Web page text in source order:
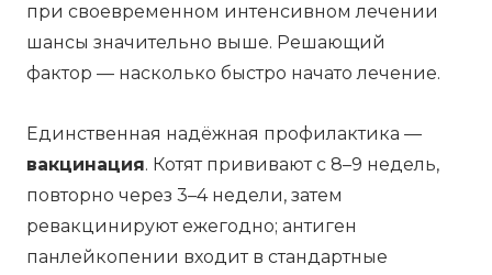
при своевременном интенсивном лечении
шансы значительно выше. Решающий
фактор — насколько быстро начато лечение.
Единственная надёжная профилактика —
вакцинация. Котят прививают с 8–9 недель,
повторно через 3–4 недели, затем
ревакцинируют ежегодно; антиген
панлейкопении входит в стандартные